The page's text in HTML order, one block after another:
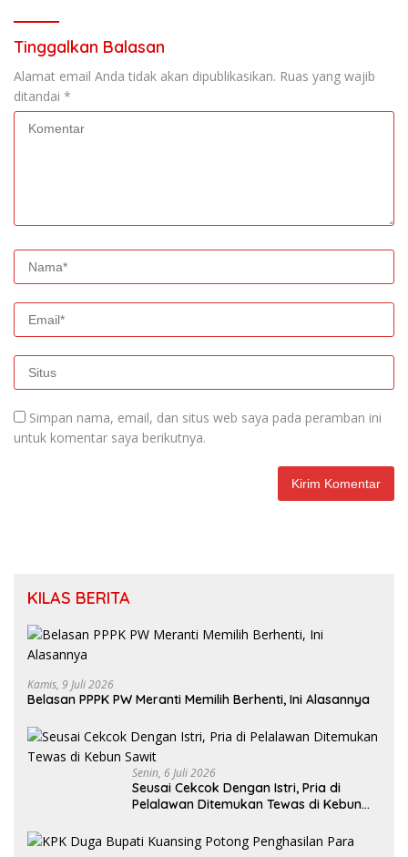
Tinggalkan Balasan
Alamat email Anda tidak akan dipublikasikan. Ruas yang wajib
ditandai *
Simpan nama, email, dan situs web saya pada peramban ini
untuk komentar saya berikutnya.
KILAS BERITA
Kamis, 9 Juli 2026
Belasan PPPK PW Meranti Memilih Berhenti, Ini Alasannya
Senin, 6 Juli 2026
Seusai Cekcok Dengan Istri, Pria di
Pelalawan Ditemukan Tewas di Kebun